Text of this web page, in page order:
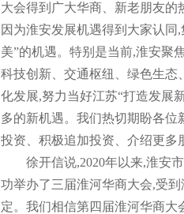
大会得到广大华商、新老朋友的
因为淮安发展机遇得到大家认同
美”的机遇。特别是当前,淮安聚
科技创新、交通枢纽、绿色生态
化发展,努力当好江苏“打造发展
多的新机遇。我们热切期盼各
投资、积极追加投资、介绍更多
徐开信说,2020年以来,淮安
功举办了三届淮河华商大会,受
定。我们相信第四届淮河华商大